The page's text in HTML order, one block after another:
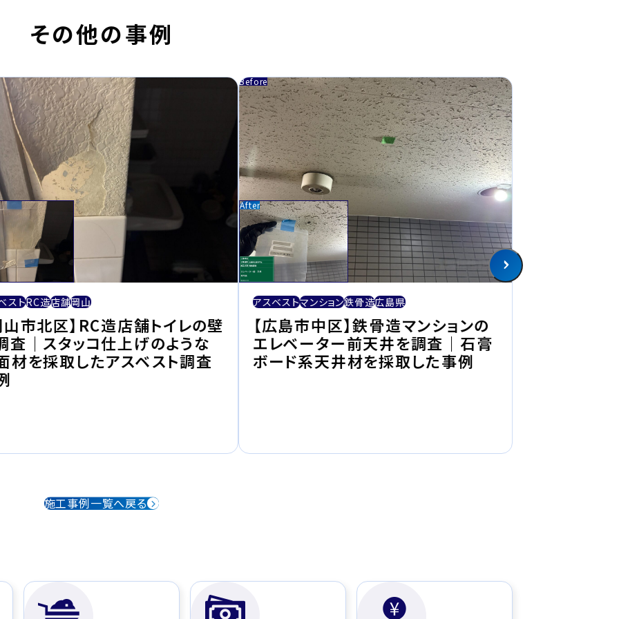
その他の事例
ストRC造店舗岡山
山市北区】RC造店舗トイレの壁
査｜スタッコ仕上げのような
材を採取したアスベスト調査
アスベストマンション鉄骨造広島県
【広島市中区】鉄骨造マンションの
エレベーター前天井を調査｜石膏
ボード系天井材を採取した事例
施工事例一覧へ戻る